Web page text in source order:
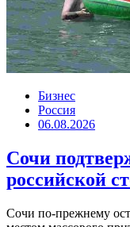
Бизнес
Россия
06.08.2026
Сочи
российской
Сочи по-прежнему